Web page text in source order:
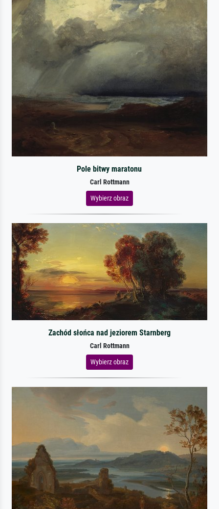
Pole bitwy maratonu
Carl Rottmann
Wybierz obraz
Zachód słońca nad jeziorem Starnberg
Carl Rottmann
Wybierz obraz